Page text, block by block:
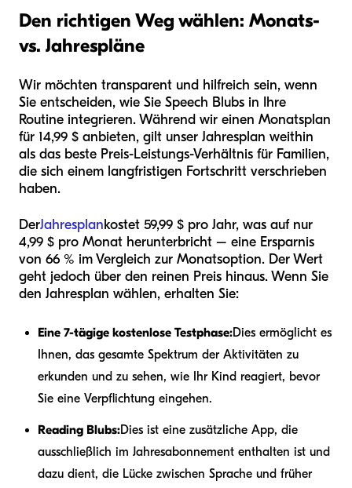
Den richtigen Weg wählen: Monats-
vs. Jahrespläne
Wir möchten transparent und hilfreich sein, wenn
Sie entscheiden, wie Sie Speech Blubs in Ihre
Routine integrieren. Während wir einen Monatsplan
für 14,99 $ anbieten, gilt unser Jahresplan weithin
als das beste Preis-Leistungs-Verhältnis für Familien,
die sich einem langfristigen Fortschritt verschrieben
haben.
DerJahresplankostet 59,99 $ pro Jahr, was auf nur
4,99 $ pro Monat herunterbricht – eine Ersparnis
von 66 % im Vergleich zur Monatsoption. Der Wert
geht jedoch über den reinen Preis hinaus. Wenn Sie
den Jahresplan wählen, erhalten Sie:
Eine 7-tägige kostenlose Testphase:Dies ermöglicht es
Ihnen, das gesamte Spektrum der Aktivitäten zu
erkunden und zu sehen, wie Ihr Kind reagiert, bevor
Sie eine Verpflichtung eingehen.
Reading Blubs:Dies ist eine zusätzliche App, die
ausschließlich im Jahresabonnement enthalten ist und
dazu dient, die Lücke zwischen Sprache und früher